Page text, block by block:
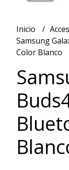
Inicio
Samsung
Color Blanco